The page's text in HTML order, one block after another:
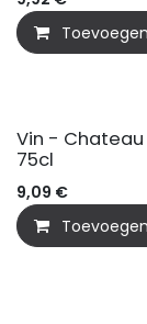
Vin -
75cl
9,09 €